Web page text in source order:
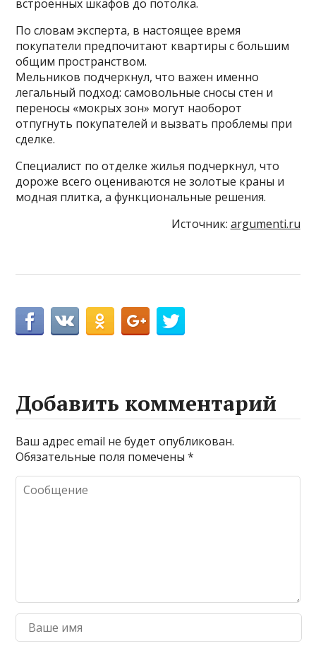
встроенных шкафов до потолка.
По словам эксперта, в настоящее время
покупатели предпочитают квартиры с большим
общим пространством.
Мельников подчеркнул, что важен именно
легальный подход: самовольные сносы стен и
переносы «мокрых зон» могут наоборот
отпугнуть покупателей и вызвать проблемы при
сделке.
Специалист по отделке жилья подчеркнул, что
дороже всего оцениваются не золотые краны и
модная плитка, а функциональные решения.
Источник: argumenti.ru
Добавить комментарий
Ваш адрес email не будет опубликован.
Обязательные поля помечены*